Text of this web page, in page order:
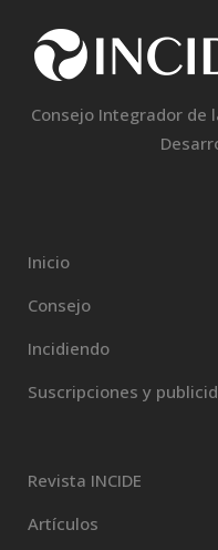
Consejo Integrador de
Inicio
Consejo
Incidiendo
Suscripciones y
Revista INCIDE
Artículos